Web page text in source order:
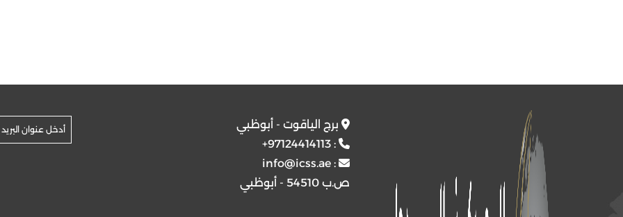
برج الياقوت - أبوظبي
:
+97124414113
:
info@icss.ae
ص.ب 54510 - أبوظبي